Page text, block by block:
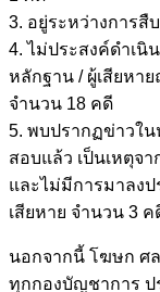
3. อยู่ระหว่างการสื
4. ไม่ประสงค์ดำเนิ
หลักฐาน / ผู้เสียหา
จำนวน 18 คดี
5. พบปรากฏข่าวใ
สอบแล้ว เป็นเหตุจ
และไม่มีการมาลง
เสียหาย จำนวน 3 ค
นอกจากนี้ โฆษก ศล
ทุกกองบัญชาการ ป